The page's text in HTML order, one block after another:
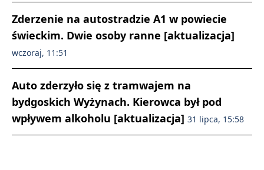
Zderzenie na autostradzie A1 w powiecie
świeckim. Dwie osoby ranne [aktualizacja]
wczoraj, 11:51
Auto zderzyło się z tramwajem na
bydgoskich Wyżynach. Kierowca był pod
wpływem alkoholu [aktualizacja] 31 lipca, 15:58